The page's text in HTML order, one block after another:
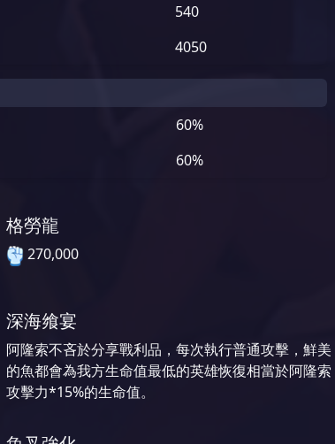
540
4050
60%
60%
格勞龍
270,000
深海飨宴
阿隆索不吝於分享戰利品，每次執行普通攻擊，鮮美
的魚都會為我方生命值最低的英雄恢復相當於阿隆索
攻擊力*15%的生命值。